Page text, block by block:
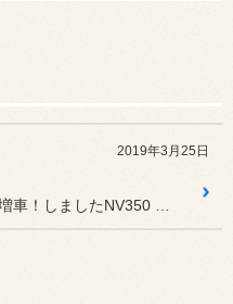
2019年3月25日